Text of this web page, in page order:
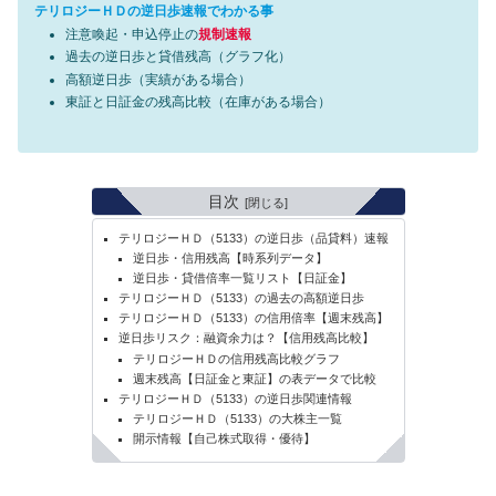
テリロジーＨＤの逆日歩速報でわかる事
注意喚起・申込停止の規制速報
過去の逆日歩と貸借残高（グラフ化）
高額逆日歩（実績がある場合）
東証と日証金の残高比較（在庫がある場合）
目次
テリロジーＨＤ（5133）の逆日歩（品貸料）速報
逆日歩・信用残高【時系列データ】
逆日歩・貸借倍率一覧リスト【日証金】
テリロジーＨＤ（5133）の過去の高額逆日歩
テリロジーＨＤ（5133）の信用倍率【週末残高】
逆日歩リスク：融資余力は？【信用残高比較】
テリロジーＨＤの信用残高比較グラフ
週末残高【日証金と東証】の表データで比較
テリロジーＨＤ（5133）の逆日歩関連情報
テリロジーＨＤ（5133）の大株主一覧
開示情報【自己株式取得・優待】